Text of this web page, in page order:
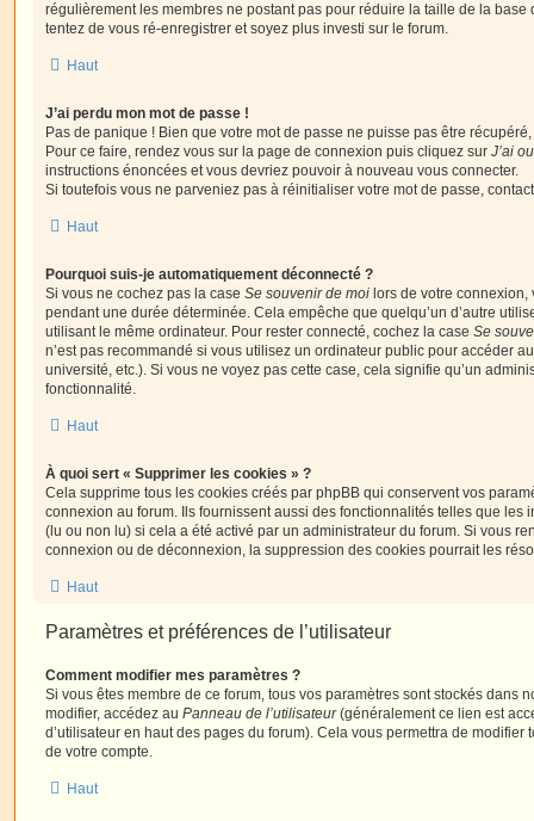
régulièrement les membres ne postant pas pour réduire la taille de la base
tentez de vous ré-enregistrer et soyez plus investi sur le forum.
Haut
J’ai perdu mon mot de passe !
Pas de panique ! Bien que votre mot de passe ne puisse pas être
Pour ce faire, rendez vous sur la page de connexion puis cliquez sur J’ai
instructions énoncées et vous devriez pouvoir à nouveau vous connecter.
Si toutefois vous ne parveniez pas à réinitialiser votre mot de passe,
Haut
Pourquoi suis-je automatiquement déconnecté ?
Si vous ne cochez pas la case Se souvenir de moi lors de votre
pendant une durée déterminée. Cela empêche que quelqu’un d’autre
utilisant le même ordinateur. Pour rester connecté, cochez la case Se
n’est pas recommandé si vous utilisez un ordinateur public pour accéder
université, etc.). Si vous ne voyez pas cette case, cela signifie qu’un
fonctionnalité.
Haut
À quoi sert « Supprimer les cookies » ?
Cela supprime tous les cookies créés par phpBB qui conservent vos
connexion au forum. Ils fournissent aussi des fonctionnalités telles que les
(lu ou non lu) si cela a été activé par un administrateur du forum. Si vous
connexion ou de déconnexion, la suppression des cookies pourrait les
Haut
Paramètres et préférences de l’utilisateur
Comment modifier mes paramètres ?
Si vous êtes membre de ce forum, tous vos paramètres sont stockés dans
modifier, accédez au Panneau de l’utilisateur(généralement ce lien est
d’utilisateur en haut des pages du forum). Cela vous permettra de modifier
de votre compte.
Haut